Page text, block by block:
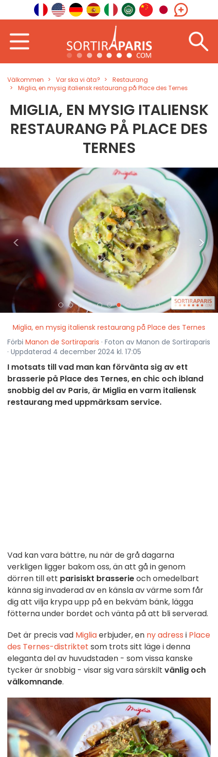
Välkommen Var ska vi äta?
Restaurang
Miglia, en mysig italiensk restaurang på Place des Ternes
MIGLIA, EN MYSIG ITALIENSK
RESTAURANG PÅ PLACE DES
TERNES
< >
Miglia, en mysig italiensk restaurang på Place des Ternes
Förbi Manon de Sortiraparis · Foton av Manon de Sortiraparis
· Uppdaterad 4 december 2024 kl. 17:05
I motsats till vad man kan förvänta sig av ett
brasserie på Place des Ternes, en chic och ibland
snobbig del av Paris, är Miglia en varm italiensk
restaurang med uppmärksam service.
Vad kan vara bättre, nu när de grå dagarna
verkligen ligger bakom oss, än att gå in genom
dörren till ett parisiskt brasserieoch omedelbart
känna sig invaderad av en känsla av värme som får
dig att vilja krypa upp på en bekväm bänk, lägga
fötterna under bordet och vänta på att bli serverad.
Det är precis vad Migliaerbjuder, en ny adress i Place
des Ternes-distriktet som trots sitt läge i denna
eleganta del av huvudstaden - som vissa kanske
tycker är snobbig - visar sig vara särskilt vänlig och
välkomnande.